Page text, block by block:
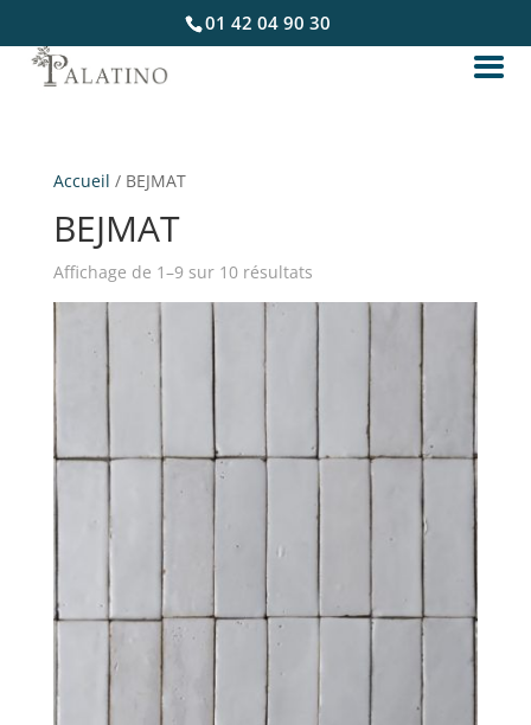
01 42 04 90 30
Accueil / BEJMAT
BEJMAT
Affichage de 1–9 sur 10 résultats